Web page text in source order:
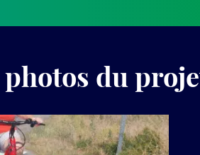
photos du